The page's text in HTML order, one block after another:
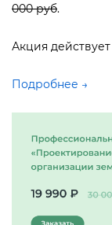
000 ру.
Акция
Подробнее →